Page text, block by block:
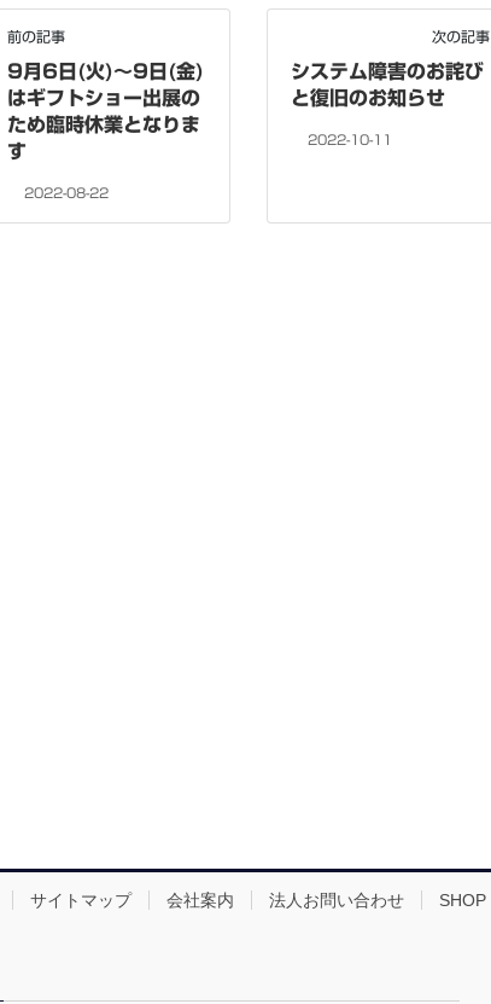
前の記事
9月6日(火)〜9日(金)
はギフトショー出展の
ため臨時休業となりま
す
2022-08-22
次の記事
システム障害のお詫び
と復旧のお知らせ
2022-10-11
サイトマップ 会社案内 法人お問い合わせ SHOP